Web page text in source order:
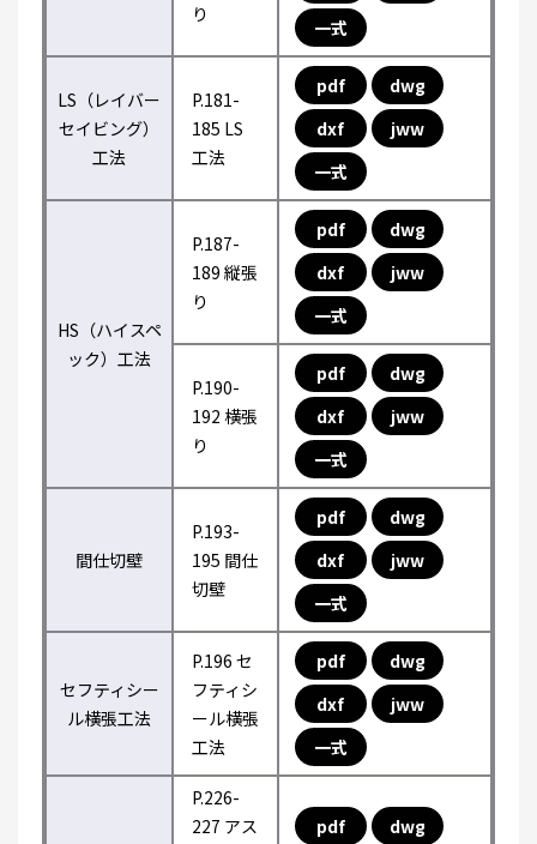
り
一式
LS（レイバー
セイビング）
工法
P.181-
185 LS
工法
pdf
dwg
dxf
jww
一式
HS（ハイスペ
ック）工法
P.187-
189 縦張
り
pdf
dwg
dxf
jww
一式
P.190-
192 横張
り
pdf
dwg
dxf
jww
一式
間仕切壁
P.193-
195 間仕
切壁
pdf
dwg
dxf
jww
一式
セフティシー
ル横張工法
P.196 セ
フティシ
ール横張
工法
pdf
dwg
dxf
jww
一式
P.226-
227 アス
pdf
dwg